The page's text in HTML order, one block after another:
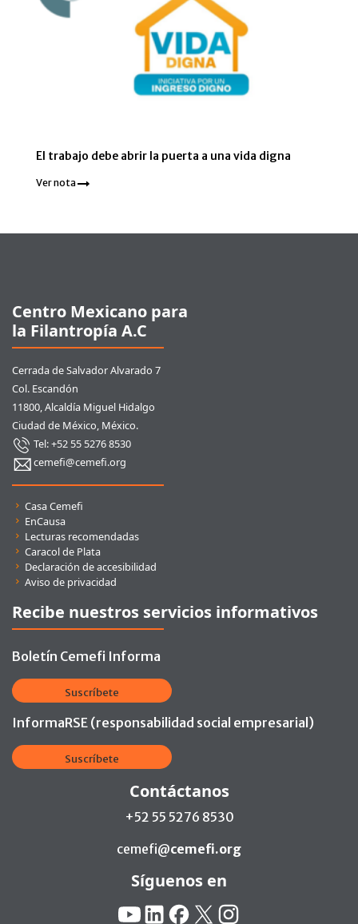
El trabajo debe abrir la puerta a una vida digna
Ver nota
Centro Mexicano para
la Filantropía A.C
Cerrada de Salvador Alvarado 7
Col. Escandón
11800, Alcaldía Miguel Hidalgo
Ciudad de México, México.
Tel: +52 55 5276 8530
cemefi@cemefi.org
Enlaces rápidos
Casa Cemefi
EnCausa
Lecturas recomendadas
Caracol de Plata
Declaración de accesibilidad
Aviso de privacidad
Recibe nuestros servicios informativos
Boletín Cemefi Informa
Suscríbete
InformaRSE (responsabilidad social empresarial)
Suscríbete
Contáctanos
+52 55 5276 8530
cemefi@cemefi.org
Síguenos en
YouTube
LinkedinFacebook
X Instagram